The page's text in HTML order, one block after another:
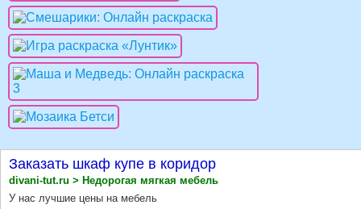
Заказать шкаф купе в коридор
divani-tut.ru > Недорогая мягкая мебель
У нас лучшие цены на мебель